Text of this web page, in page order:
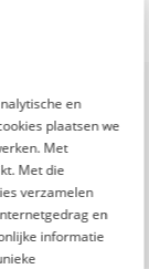
en
plaatsen we
Met
Met die
verzamelen
en
informatie